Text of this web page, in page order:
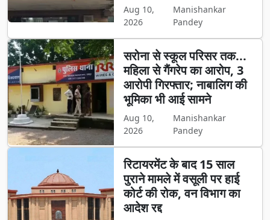
Aug 10,
2026
Manishankar
Pandey
सरोना से स्कूल परिसर तक...
महिला से गैंगरेप का आरोप, 3
आरोपी गिरफ्तार; नाबालिग की
भूमिका भी आई सामने
Aug 10,
2026
Manishankar
Pandey
रिटायरमेंट के बाद 15 साल
पुराने मामले में वसूली पर हाई
कोर्ट की रोक, वन विभाग का
आदेश रद्द